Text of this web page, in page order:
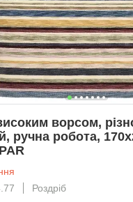
ворсом,
ручна робота,
Роздріб